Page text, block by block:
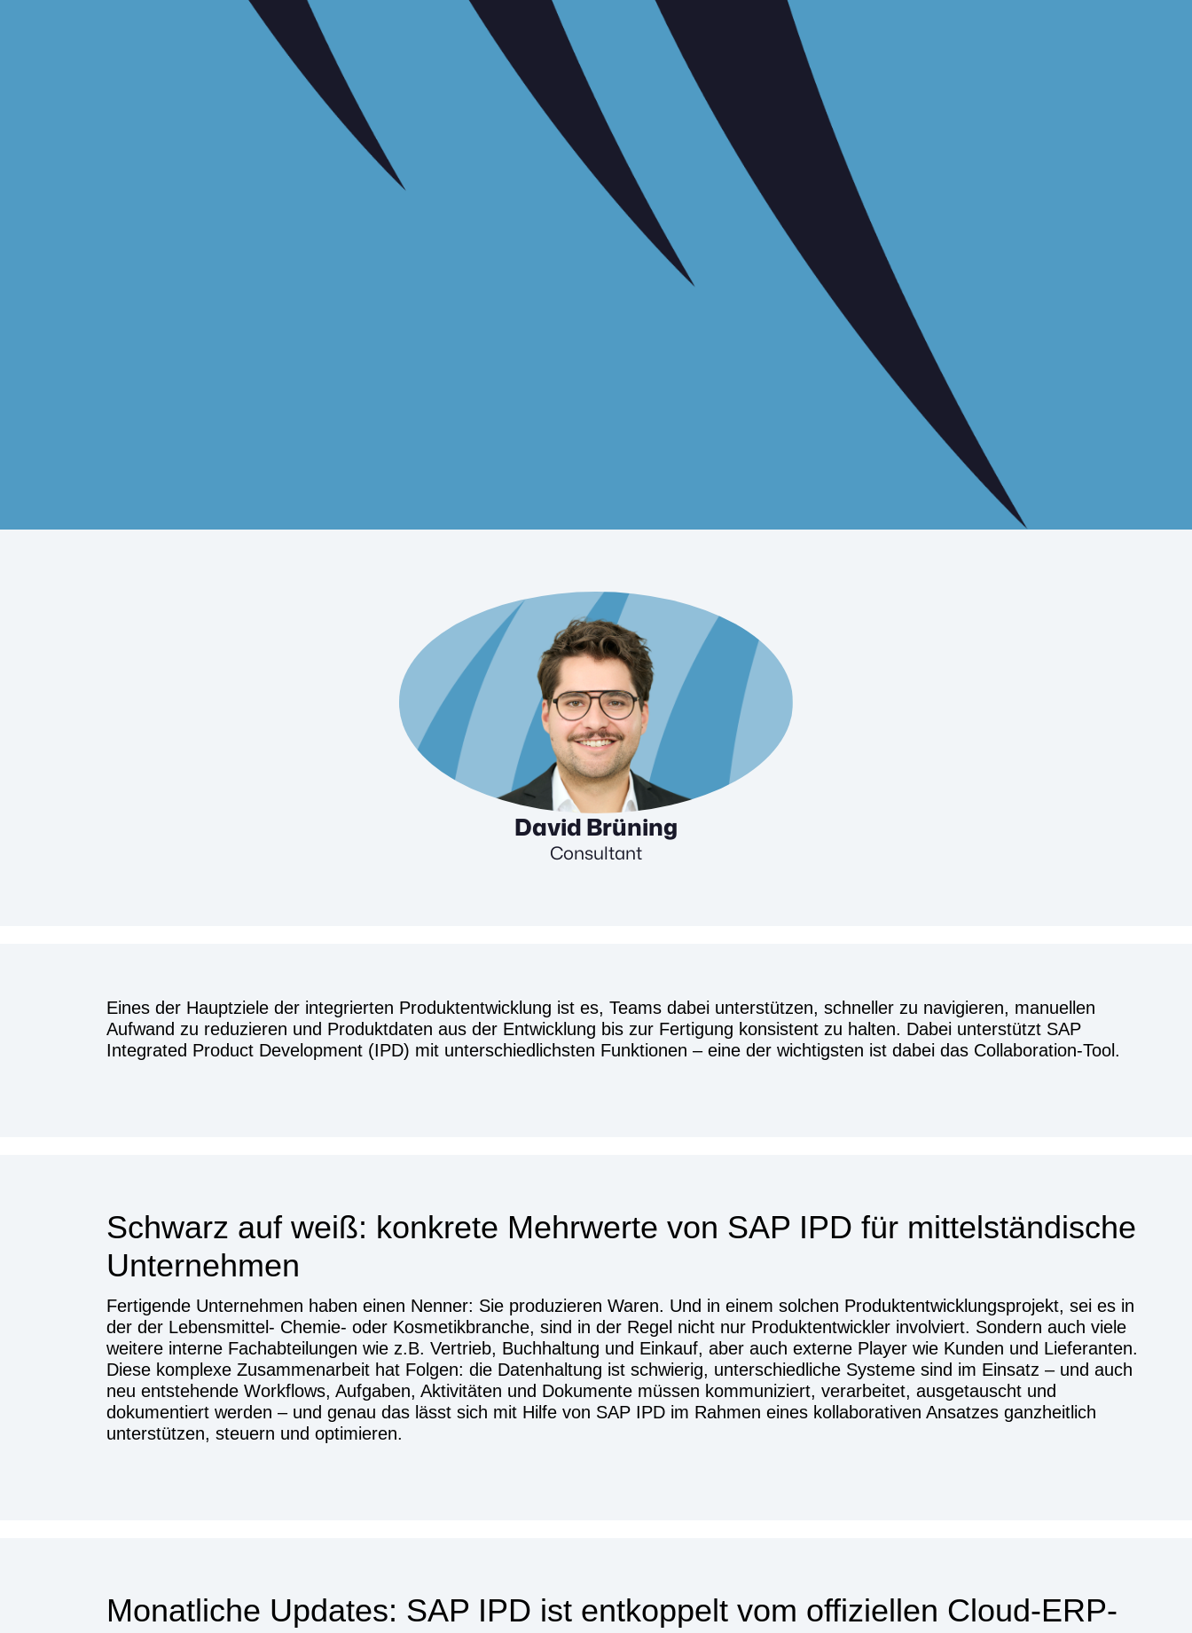
David Brüning
Consultant
Eines der Hauptziele der integrierten Produktentwicklung ist es, Teams dabei unterstützen, schneller zu navigieren, manuellen
Aufwand zu reduzieren und Produktdaten aus der Entwicklung bis zur Fertigung konsistent zu halten. Dabei unterstützt SAP
Integrated Product Development (IPD) mit unterschiedlichsten Funktionen – eine der wichtigsten ist dabei das Collaboration-Tool.
Schwarz auf weiß: konkrete Mehrwerte von SAP IPD für mittelständische
Unternehmen
Fertigende Unternehmen haben einen Nenner: Sie produzieren Waren. Und in einem solchen Produktentwicklungsprojekt, sei es in
der der Lebensmittel- Chemie- oder Kosmetikbranche, sind in der Regel nicht nur Produktentwickler involviert. Sondern auch viele
weitere interne Fachabteilungen wie z.B. Vertrieb, Buchhaltung und Einkauf, aber auch externe Player wie Kunden und Lieferanten.
Diese komplexe Zusammenarbeit hat Folgen: die Datenhaltung ist schwierig, unterschiedliche Systeme sind im Einsatz – und auch
neu entstehende Workflows, Aufgaben, Aktivitäten und Dokumente müssen kommuniziert, verarbeitet, ausgetauscht und
dokumentiert werden – und genau das lässt sich mit Hilfe von SAP IPD im Rahmen eines kollaborativen Ansatzes ganzheitlich
unterstützen, steuern und optimieren.
Monatliche Updates: SAP IPD ist entkoppelt vom offiziellen Cloud-ERP-